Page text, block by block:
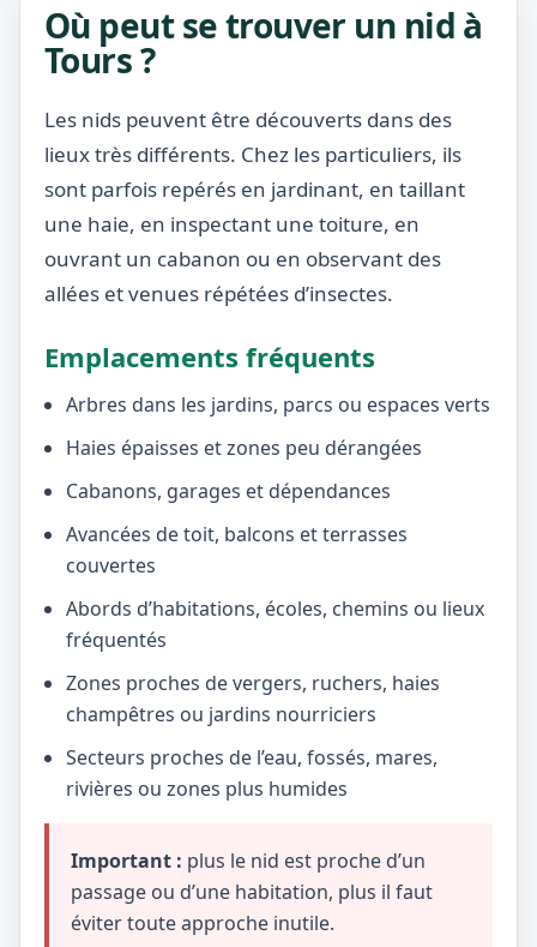
Où peut se trouver un nid à
Tours ?
Les nids peuvent être découverts dans des
lieux très différents. Chez les particuliers, ils
sont parfois repérés en jardinant, en taillant
une haie, en inspectant une toiture, en
ouvrant un cabanon ou en observant des
allées et venues répétées d’insectes.
Emplacements fréquents
Arbres dans les jardins, parcs ou espaces verts
Haies épaisses et zones peu dérangées
Cabanons, garages et dépendances
Avancées de toit, balcons et terrasses
couvertes
Abords d’habitations, écoles, chemins ou lieux
fréquentés
Zones proches de vergers, ruchers, haies
champêtres ou jardins nourriciers
Secteurs proches de l’eau, fossés, mares,
rivières ou zones plus humides
Important : plus le nid est proche d’un
passage ou d’une habitation, plus il faut
éviter toute approche inutile.